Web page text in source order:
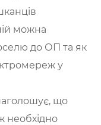
можна
до ОП та як
у
що
необхідно